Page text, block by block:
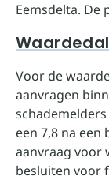
Eemsdelta. De
Voor de
aanvragen
een 7,8 na
aanvraag voor
besluiten voor